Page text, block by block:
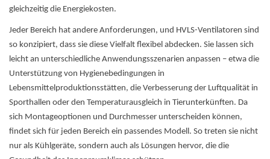
gleichzeitig die Energiekosten.
Jeder Bereich hat andere Anforderungen, und HVLS-Ventilatoren sind
so konzipiert, dass sie diese Vielfalt flexibel abdecken. Sie lassen sich
leicht an unterschiedliche Anwendungsszenarien anpassen – etwa die
Unterstützung von Hygienebedingungen in
Lebensmittelproduktionsstätten, die Verbesserung der Luftqualität in
Sporthallen oder den Temperaturausgleich in Tierunterkünften. Da
sich Montageoptionen und Durchmesser unterscheiden können,
findet sich für jeden Bereich ein passendes Modell. So treten sie nicht
nur als Kühlgeräte, sondern auch als Lösungen hervor, die die